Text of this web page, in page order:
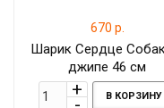
670 р.
Шарик Сердце
джипе 46 см
В КОРЗИНУ